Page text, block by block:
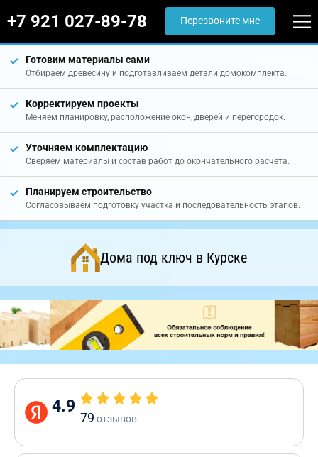
+7 921 027-89-78 Перезвоните мне
Готовим материалы сами
Отбираем древесину и подготавливаем детали домокомплекта.
Корректируем проекты
Меняем планировку, расположение окон, дверей и перегородок.
Уточняем комплектацию
Сверяем материалы и состав работ до окончательного расчёта.
Планируем строительство
Согласовываем подготовку участка и последовательность этапов.
Дома под ключ в Курске
4.9
79 отзывов